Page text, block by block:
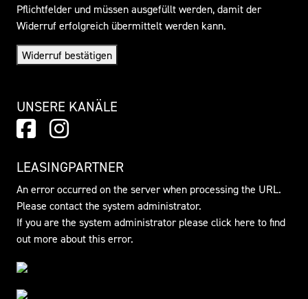
Pflichtfelder und müssen ausgefüllt werden, damit der
Widerruf erfolgreich übermittelt werden kann.
Widerruf bestätigen
UNSERE KANÄLE
LEASINGPARTNER
An error occurred on the server when processing the URL.
Please contact the system administrator.
If you are the system administrator please click here to find
out more about this error.